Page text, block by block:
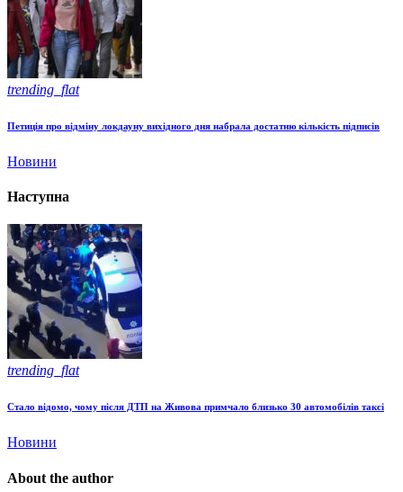
trending_flat
Петиція про відміну локдауну вихідного дня набрала достатню кількість підписів
Новини
Наступна
trending_flat
Стало відомо, чому після ДТП на Живова примчало близько 30 автомобілів таксі
Новини
About the author